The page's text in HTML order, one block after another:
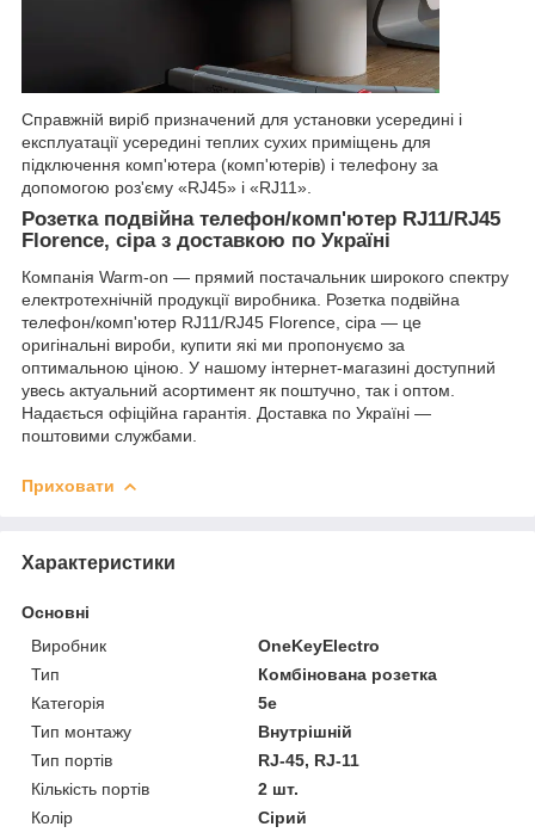
Справжній виріб призначений для установки усередині і
експлуатації усередині теплих сухих приміщень для
підключення комп'ютера (комп'ютерів) і телефону за
допомогою роз'єму «RJ45» і «RJ11».
Розетка подвійна телефон/комп'ютер RJ11/RJ45
Florence, сіра з доставкою по Україні
Компанія Warm-on — прямий постачальник широкого спектру
електротехнічній продукції виробника. Розетка подвійна
телефон/комп'ютер RJ11/RJ45 Florence, сіра — це
оригінальні вироби, купити які ми пропонуємо за
оптимальною ціною. У нашому інтернет-магазині доступний
увесь актуальний асортимент як поштучно, так і оптом.
Надається офіційна гарантія. Доставка по Україні —
поштовими службами.
Приховати
Характеристики
Основні
Виробник
OneKeyElectro
Тип
Комбінована розетка
Категорія
5e
Тип монтажу
Внутрішній
Тип портів
RJ-45, RJ-11
Кількість портів
2 шт.
Колір
Сірий